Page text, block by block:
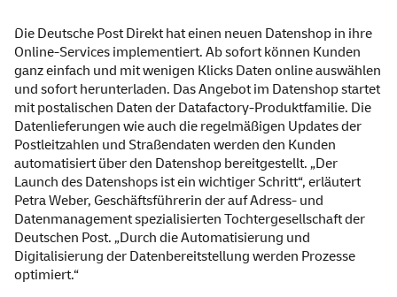
Die Deutsche Post Direkt hat einen neuen Datenshop in ihre
Online-Services implementiert. Ab sofort können Kunden
ganz einfach und mit wenigen Klicks Daten online auswählen
und sofort herunterladen. Das Angebot im Datenshop startet
mit postalischen Daten der Datafactory-Produktfamilie. Die
Datenlieferungen wie auch die regelmäßigen Updates der
Postleitzahlen und Straßendaten werden den Kunden
automatisiert über den Datenshop bereitgestellt. „Der
Launch des Datenshops ist ein wichtiger Schritt“, erläutert
Petra Weber, Geschäftsführerin der auf Adress- und
Datenmanagement spezialisierten Tochtergesellschaft der
Deutschen Post. „Durch die Automatisierung und
Digitalisierung der Datenbereitstellung werden Prozesse
optimiert.“